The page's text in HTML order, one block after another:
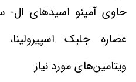
حاوی آمینو اسیدهای ال-
عصاره جلبک
ویتامین‌های مورد نیاز